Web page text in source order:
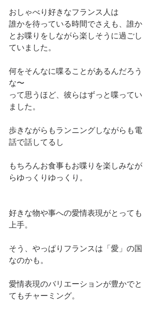
おしゃべり好きなフランス人は
誰かを待っている時間でさえも、誰か
とお喋りをしながら楽しそうに過ごし
ていました。
何をそんなに喋ることがあるんだろう
な〜
って思うほど、彼らはずっと喋ってい
ました。
歩きながらもランニングしながらも電
話で話してるし
もちろんお食事もお喋りを楽しみなが
らゆっくりゆっくり。
好きな物や事への愛情表現がとっても
上手。
そう、やっぱりフランスは「愛」の国
なのかも。
愛情表現のバリエーションが豊かでと
てもチャーミング。